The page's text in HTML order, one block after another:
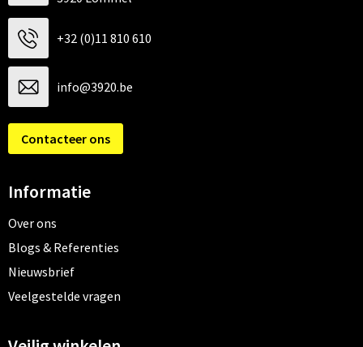
+32 (0)11 810 610
info@3920.be
Contacteer ons
Informatie
Over ons
Blogs & Referenties
Nieuwsbrief
Veelgestelde vragen